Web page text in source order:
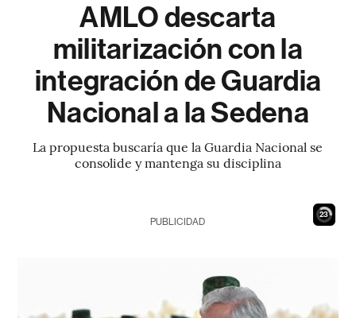
AMLO descarta
militarización con la
integración de Guardia
Nacional a la Sedena
La propuesta buscaría que la Guardia Nacional se
consolide y mantenga su disciplina
22
PUBLICIDAD